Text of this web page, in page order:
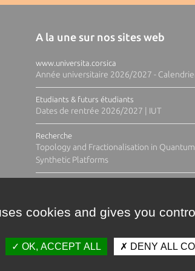
A la une sur nos sites web
www.universita.corsica
Année universitaire 2026/2027 -
Etudiants & futurs étudiants
Dates de rentrée 2026/2027 | IUT
Recherche
Topology and Fractionalisation in
Synthetic Platforms
cookies and gives you
OK, ACCEPT ALL DENY ALL